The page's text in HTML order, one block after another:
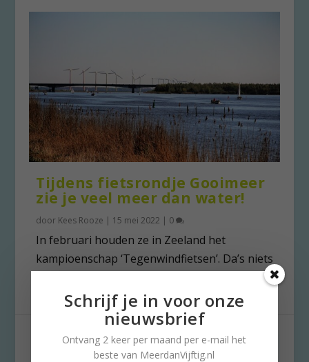
Tijdens fietsrondje Gooimeer
zie je veel meer dan water!
door Kees Rooze | 15 mei 2022 | 0
In februari houden ze in Zeeland het
kampioenschap ‘Tegenwindfietsen’. Da’s niets
Schrijf je in voor onze
nieuwsbrief
Ontvang 2 keer per maand per e-mail het
beste van MeerdanVijftig.nl